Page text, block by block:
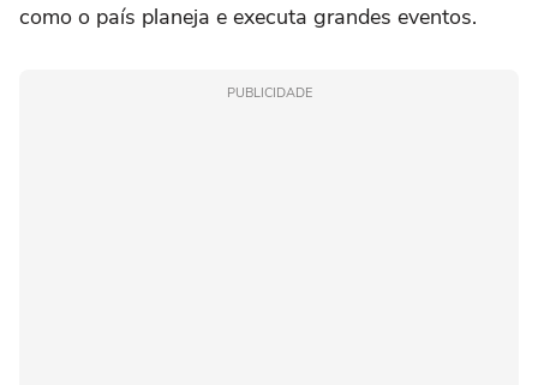
como o país planeja e executa grandes eventos.
PUBLICIDADE